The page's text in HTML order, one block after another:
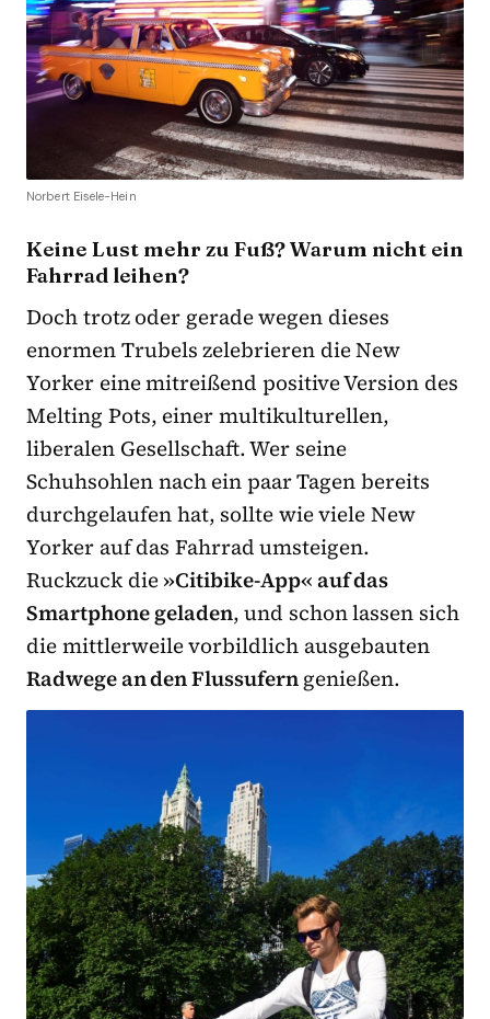
Norbert Eisele-Hein
Keine Lust mehr zu Fuß? Warum nicht ein
Fahrrad leihen?
Doch trotz oder gerade wegen dieses
enormen Trubels zelebrieren die New
Yorker eine mitreißend positive Version des
Melting Pots, einer multikulturellen,
liberalen Gesellschaft. Wer seine
Schuhsohlen nach ein paar Tagen bereits
durchgelaufen hat, sollte wie viele New
Yorker auf das Fahrrad umsteigen.
Ruckzuck die»Citibike-App« auf das
Smartphone geladen, und schon lassen sich
die mittlerweile vorbildlich ausgebauten
Radwege an den Flussuferngenießen.